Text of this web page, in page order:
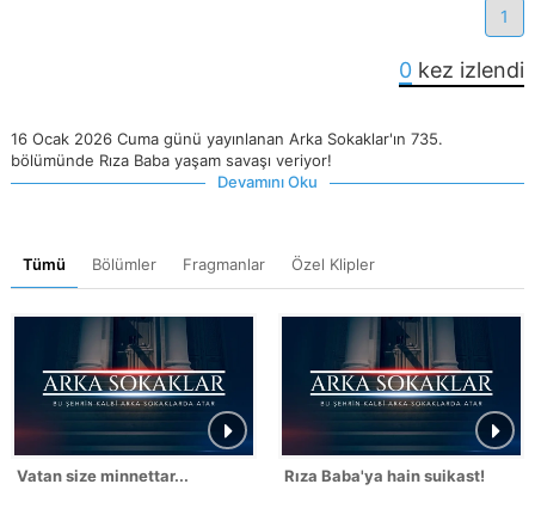
1
0 kez izlendi
16 Ocak 2026 Cuma günü yayınlanan Arka Sokaklar'ın 735.
bölümünde Rıza Baba yaşam savaşı veriyor!
Devamını Oku
Tümü Bölümler Fragmanlar Özel Klipler
Vatan size minnettar... Rıza Baba'ya hain suikast!